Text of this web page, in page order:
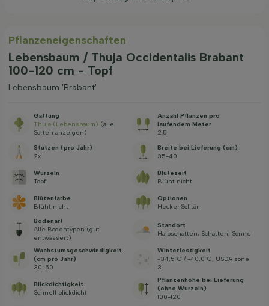
Pflanzeneigenschaften
Lebensbaum / Thuja Occidentalis Brabant
100-120 cm - Topf
Lebensbaum 'Brabant'
Gattung
Thuja (Lebensbaum) (alle
Sorten anzeigen)
Anzahl Pflanzen pro
laufendem Meter
2.5
Stutzen (pro Jahr)
2x
Breite bei Lieferung (cm)
35-40
Wurzeln
Topf
Blütezeit
Blüht nicht
Blütenfarbe
Blüht nicht
Optionen
Hecke, Solitär
Bodenart
Alle Bodentypen (gut
entwässert)
Standort
Halbschatten, Schatten, Sonne
Wachstums­geschwindig­keit
(cm pro Jahr)
30-50
Winterfestigkeit
-34,5°C / -40,0°C, USDA zone
3
Blickdichtigkeit
Schnell blickdicht
Pflanzenhöhe bei Lieferung
(ohne Wurzeln)
100-120